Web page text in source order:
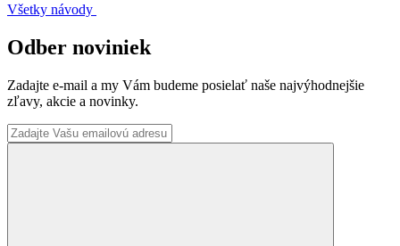
Všetky návody
Odber noviniek
Zadajte e-mail a my Vám budeme posielať naše najvýhodnejšie
zľavy, akcie a novinky.